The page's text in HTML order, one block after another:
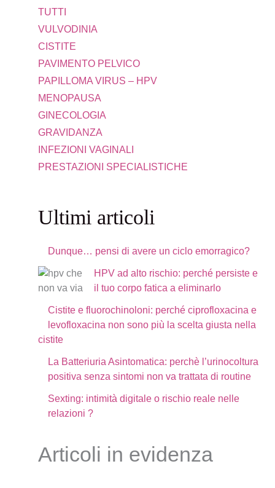
TUTTI
VULVODINIA
CISTITE
PAVIMENTO PELVICO
PAPILLOMA VIRUS – HPV
MENOPAUSA
GINECOLOGIA
GRAVIDANZA
INFEZIONI VAGINALI
PRESTAZIONI SPECIALISTICHE
Ultimi articoli
Dunque… pensi di avere un ciclo emorragico?
HPV ad alto rischio: perché persiste e
il tuo corpo fatica a eliminarlo
Cistite e fluorochinoloni: perché ciprofloxacina e
levofloxacina non sono più la scelta giusta nella
cistite
La Batteriuria Asintomatica: perchè l’urinocoltura
positiva senza sintomi non va trattata di routine
Sexting: intimità digitale o rischio reale nelle
relazioni ?
Articoli in evidenza